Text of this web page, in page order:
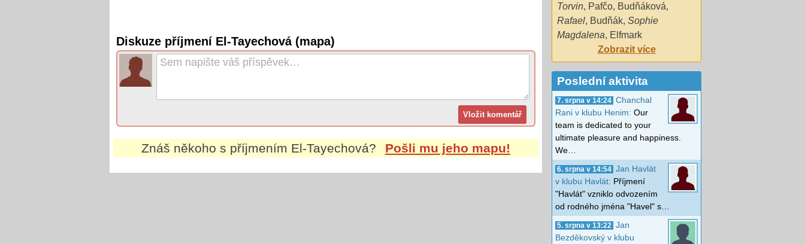
Diskuze příjmení El-Tayechová (mapa)
Znáš někoho s příjmením El-Tayechová? Pošli mu jeho mapu!
Torvin, Pafčo, Budňáková,
Rafael, Budňák, Sophie
Magdalena, Elfmark
Zobrazit více
Poslední aktivita
7. srpna v 14:24 Chanchal
Rani v klubu Henim: Our
team is dedicated to your
ultimate pleasure and happiness.
We…
6. srpna v 14:54 Jan Havlát
v klubu Havlát: Příjmení
"Havlát" vzniklo odvozením
od rodného jména "Havel" s…
5. srpna v 13:22
Jan
Bezděkovský v klubu